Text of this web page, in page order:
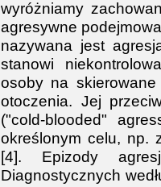
wyróżniamy
agresywne
nazywana jest
stanowi
osoby na
otoczenia. Jej
("cold-blooded"
określonym celu, np.
[4]. Epizody
Diagnostycznych